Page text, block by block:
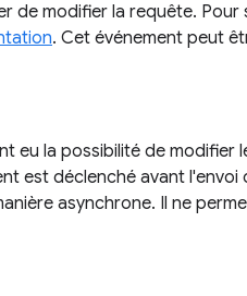
de modifier la requête. Pour
. Cet événement peut
eu la possibilité de modifier
est déclenché avant
asynchrone. Il ne